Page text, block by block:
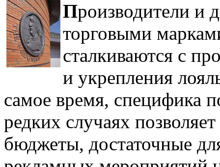
Производители и
торговыми
сталкиваются с
и укрепления
самое время, специфика
редких случаях
бюджеты, достаточные